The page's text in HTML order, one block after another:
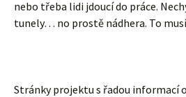
nebo třeba lidi jdoucí do práce.
tunely… no prostě nádhera. To
Stránky projektu s řadou informací